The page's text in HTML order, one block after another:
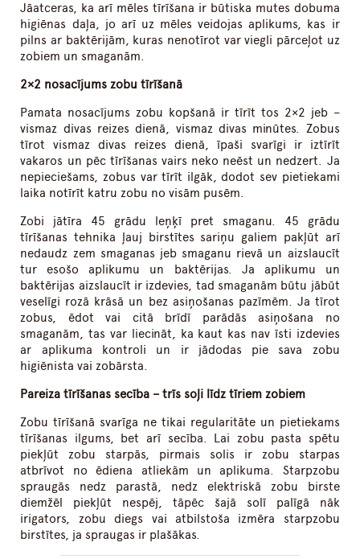
Jāatceras, ka arī mēles tīrīšana ir būtiska mutes dobuma
higiēnas daļa, jo arī uz mēles veidojas aplikums, kas ir
pilns ar baktērijām, kuras nenotīrot var viegli pārceļot uz
zobiem un smaganām.
2×2 nosacījums zobu tīrīšanā
Pamata nosacījums zobu kopšanā ir tīrīt tos 2×2 jeb –
vismaz divas reizes dienā, vismaz divas minūtes. Zobus
tīrot vismaz divas reizes dienā, īpaši svarīgi ir iztīrīt
vakaros un pēc tīrīšanas vairs neko neēst un nedzert. Ja
nepieciešams, zobus var tīrīt ilgāk, dodot sev pietiekami
laika notīrīt katru zobu no visām pusēm.
Zobi jātīra 45 grādu leņķī pret smaganu. 45 grādu
tīrīšanas tehnika ļauj birstītes sariņu galiem pakļūt arī
nedaudz zem smaganas jeb smaganu rievā un aizslaucīt
tur esošo aplikumu un baktērijas. Ja aplikumu un
baktērijas aizslaucīt ir izdevies, tad smaganām būtu jābūt
veselīgi rozā krāsā un bez asiņošanas pazīmēm. Ja tīrot
zobus, ēdot vai citā brīdī parādās asiņošana no
smaganām, tas var liecināt, ka kaut kas nav īsti izdevies
ar aplikuma kontroli un ir jādodas pie sava zobu
higiēnista vai zobārsta.
Pareiza tīrīšanas secība –trīs soļi līdz tīriem zobiem
Zobu tīrīšanā svarīga ne tikai regularitāte un pietiekams
tīrīšanas ilgums, bet arī secība. Lai zobu pasta spētu
piekļūt zobu starpās, pirmais solis ir zobu starpas
atbrīvot no ēdiena atliekām un aplikuma. Starpzobu
spraugās nedz parastā, nedz elektriskā zobu birste
diemžēl piekļūt nespēj, tāpēc šajā solī palīgā nāk
irigators, zobu diegs vai atbilstoša izmēra starpzobu
birstītes, ja spraugas ir plašākas.